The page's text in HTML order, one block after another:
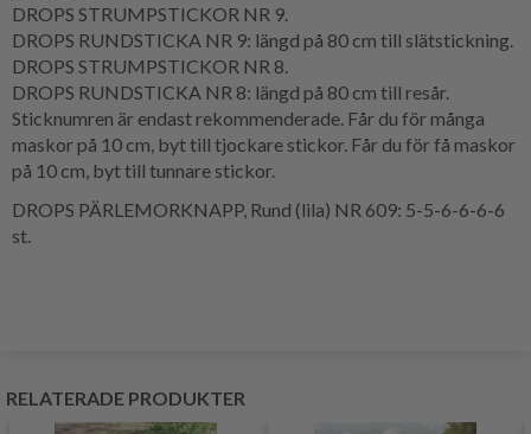
DROPS STRUMPSTICKOR NR 9.
DROPS RUNDSTICKA NR 9: längd på 80 cm till slätstickning.
DROPS STRUMPSTICKOR NR 8.
DROPS RUNDSTICKA NR 8: längd på 80 cm till resår.
Sticknumren är endast rekommenderade. Får du för många
maskor på 10 cm, byt till tjockare stickor. Får du för få maskor
på 10 cm, byt till tunnare stickor.
DROPS PÄRLEMORKNAPP, Rund (lila) NR 609: 5-5-6-6-6-6
st.
RELATERADE PRODUKTER